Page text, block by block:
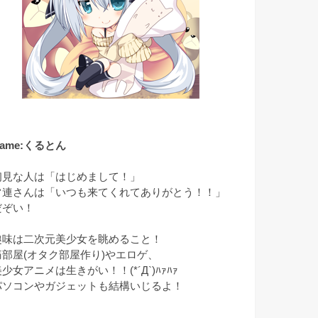
くるとん
な人は「はじめまして！」
連さんは「いつも来てくれてありがとう！！」
い！
味は二次元美少女を眺めること！
屋(オタク部屋作り)やエロゲ、
少女アニメは生きがい！！(*´Д`)ﾊｧﾊｧ
ソコンやガジェットも結構いじるよ！